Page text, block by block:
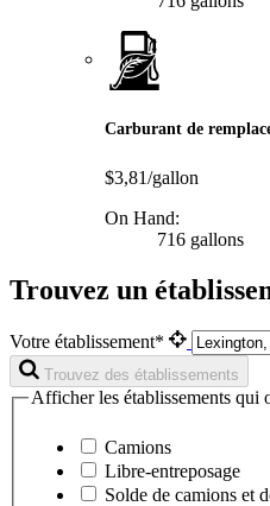
Carburant de
$3,81/gallon
On Hand:
716 gallons
Trouvez un
Votre établissement*
Trouvez des établissements
Afficher les établissements qui
Camions
Libre-entreposage
Solde de camions et